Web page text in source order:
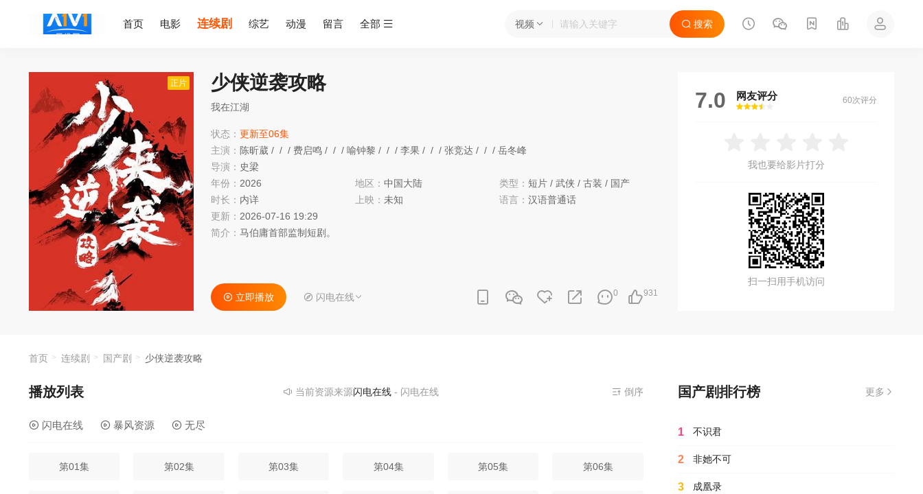
视频 搜索
首页 电影 连续剧 综艺 动漫 留言 全部
正片 少侠逆袭攻略
我在江湖
状态： 更新至06集
主演： 陈昕葳 / / / 费启鸣 / / / 喻钟黎 / / / 李果 / / / 张竞达 / / / 岳冬峰
导演： 史梁
年份： 2026 地区： 中国大陆 类型： 短片 / 武侠 / 古装 / 国产
时长： 内详 上映： 未知 语言： 汉语普通话
更新： 2026-07-16 19:29
简介： 马伯庸首部监制短剧。
931
0
立即播放 闪电在线
7.0 网友评分
很差
较差还行推荐力荐
60次评分
我也要给影片打分
扫一扫用手机访问
首页 连续剧 国产剧 少侠逆袭攻略
播放列表 当前资源来源闪电在线- 闪电在线 倒序
闪电在线 暴风资源 无尽
第01集 第02集 第03集 第04集 第05集 第06集
国产剧排行榜 更多
1 不识君
2 非她不可
3 成凰录